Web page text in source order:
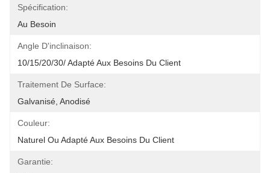
Spécification:
Au Besoin
Angle D'inclinaison:
10/15/20/30/ Adapté Aux Besoins Du Client
Traitement De Surface:
Galvanisé, Anodisé
Couleur:
Naturel Ou Adapté Aux Besoins Du Client
Garantie: